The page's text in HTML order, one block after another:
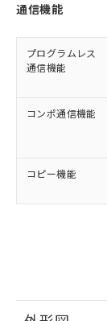
通信機能
プログラムレス
通信機能
コンポ通信機能
コピー機能